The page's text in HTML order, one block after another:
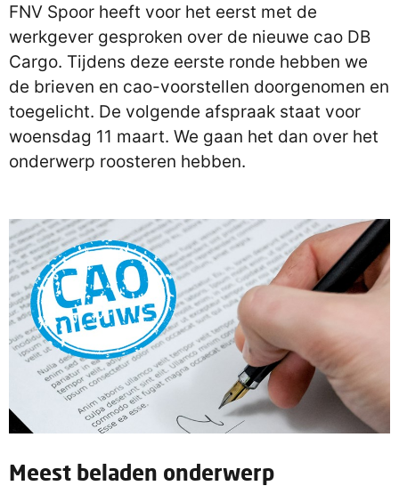
FNV Spoor heeft voor het eerst met de
werkgever gesproken over de nieuwe cao DB
Cargo. Tijdens deze eerste ronde hebben we
de brieven en cao-voorstellen doorgenomen en
toegelicht. De volgende afspraak staat voor
woensdag 11 maart. We gaan het dan over het
onderwerp roosteren hebben.
Meest beladen onderwerp